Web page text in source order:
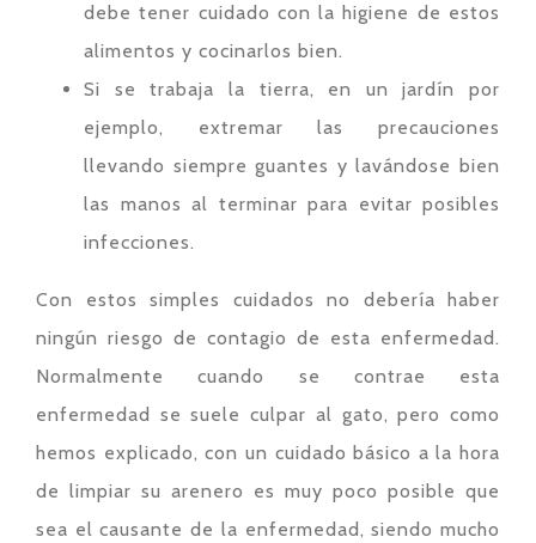
debe tener cuidado con la higiene de estos
alimentos y cocinarlos bien.
Si se trabaja la tierra, en un jardín por
ejemplo, extremar las precauciones
llevando siempre guantes y lavándose bien
las manos al terminar para evitar posibles
infecciones.
Con estos simples cuidados no debería haber
ningún riesgo de contagio de esta enfermedad.
Normalmente cuando se contrae esta
enfermedad se suele culpar al gato, pero como
hemos explicado, con un cuidado básico a la hora
de limpiar su arenero es muy poco posible que
sea el causante de la enfermedad, siendo mucho